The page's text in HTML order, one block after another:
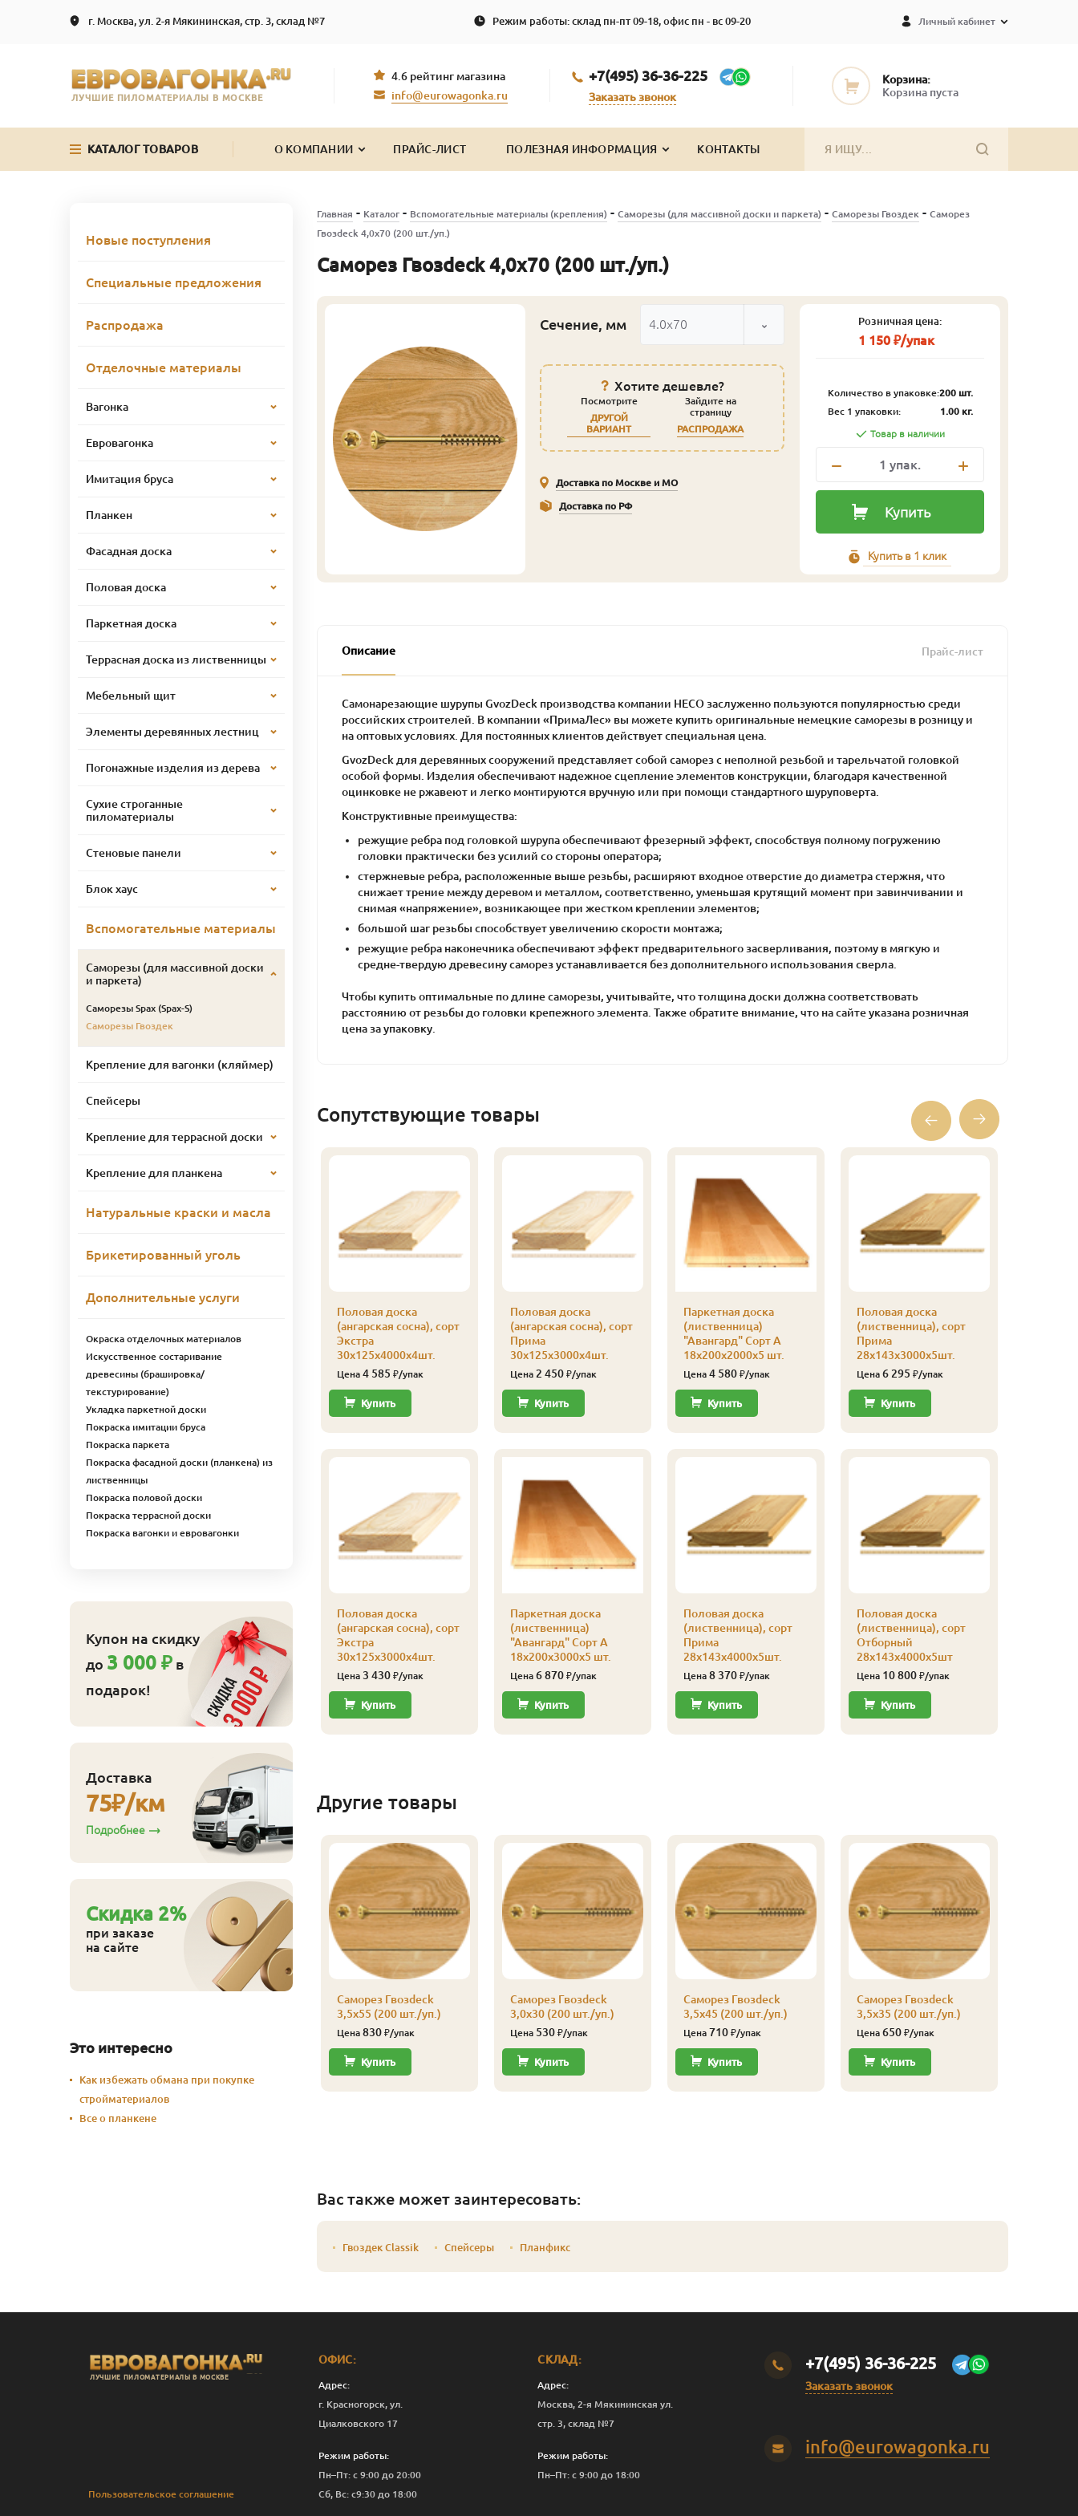
г. Москва, ул. 2-я Мякининская, стр. 3, склад №7 Режим работы: склад пн-пт 09-18, офис пн - вс 09-20 Личный кабинет
ЛУЧШИЕ ПИЛОМАТЕРИАЛЫ В МОСКВЕ
4.6 рейтинг магазина
info@eurowagonka.ru
+7(495) 36-36-225
Заказать звонок
Корзина:
Корзина пуста
КАТАЛОГ ТОВАРОВ О КОМПАНИИ ПРАЙС-ЛИСТ ПОЛЕЗНАЯ ИНФОРМАЦИЯ КОНТАКТЫ
Главная - Каталог- Вспомогательные материалы (крепления) - Саморезы (для массивной доски и паркета) - Саморезы Гвоздек - Саморез
Гвозdeck 4,0х70 (200 шт./уп.)
Саморез Гвозdeck 4,0х70 (200 шт./уп.)
Сечение, мм 4.0x70
Хотите дешевле?
Посмотрите
ДРУГОЙ
ВАРИАНТ
Зайдите на
страницу
РАСПРОДАЖА
Доставка по Москве и МО
Доставка по РФ
Розничная цена:
1 150 ₽/упак
Количество в упаковке:200 шт.
Вес 1 упаковки:
1.00 кг.
Товар в наличии
1 упак.
Купить
Купить в 1 клик
Описание Прайс-лист
Самонарезающие шурупы GvozDeck производства компании HECO заслуженно пользуются популярностью среди
российских строителей. В компании «ПримаЛес» вы можете купить оригинальные немецкие саморезы в розницу и
на оптовых условиях. Для постоянных клиентов действует специальная цена.
GvozDeck для деревянных сооружений представляет собой саморез с неполной резьбой и тарельчатой головкой
особой формы. Изделия обеспечивают надежное сцепление элементов конструкции, благодаря качественной
оцинковке не ржавеют и легко монтируются вручную или при помощи стандартного шуруповерта.
Конструктивные преимущества:
режущие ребра под головкой шурупа обеспечивают фрезерный эффект, способствуя полному погружению
головки практически без усилий со стороны оператора;
стержневые ребра, расположенные выше резьбы, расширяют входное отверстие до диаметра стержня, что
снижает трение между деревом и металлом, соответственно, уменьшая крутящий момент при завинчивании и
снимая «напряжение», возникающее при жестком креплении элементов;
большой шаг резьбы способствует увеличению скорости монтажа;
режущие ребра наконечника обеспечивают эффект предварительного засверливания, поэтому в мягкую и
средне-твердую древесину саморез устанавливается без дополнительного использования сверла.
Чтобы купить оптимальные по длине саморезы, учитывайте, что толщина доски должна соответствовать
расстоянию от резьбы до головки крепежного элемента. Также обратите внимание, что на сайте указана розничная
цена за упаковку.
Сопутствующие товары
Отборный
28х143х3000х5шт
Цена8 120
Половая доска
(ангарская сосна), сорт
Экстра
30х125х4000х4шт.
Цена 4 585 ₽/упак
Купить
Половая доска
(ангарская сосна), сорт
Экстра
30х125х3000х4шт.
Цена 3 430₽/упак
Купить
Половая доска
(ангарская сосна), сорт
Прима
30х125х3000х4шт.
Цена 2 450₽/упак
Купить
Паркетная доска
(лиственница)
"Авангард" Сорт А
18х200х3000х5 шт.
Цена 6 870₽/упак
Купить
Паркетная доска
(лиственница)
"Авангард" Сорт А
18х200х2000х5 шт.
Цена 4 580₽/упак
Купить
Половая доска
(лиственница), сорт
Прима
28х143х4000х5шт.
Цена 8 370₽/упак
Купить
Половая доска
(лиственница), сорт
Прима
28х143х3000х5шт.
Цена 6 295 ₽/упак
Купить
Половая доска
(лиственница), сорт
Отборный
28х143х4000х5шт
Цена 10 800₽/упак
Купить
Другие товары
Саморез Гвозdeck
3,5х55 (200 шт./уп.)
Цена 830₽/упак
Купить
Саморез Гвозdeck
3,0х30 (200 шт./уп.)
Цена 530₽/упак
Купить
Саморез Гвозdeck
3,5х45 (200 шт./уп.)
Цена 710₽/упак
Купить
Саморез Гвозdeck
3,5х35 (200 шт./уп.)
Цена 650₽/упак
Купить
Вас также может заинтересовать:
Гвоздек Classik Спейсеры Планфикс
Новые поступления
Специальные предложения
Распродажа
Отделочные материалы
Вагонка
Евровагонка
Имитация бруса
Планкен
Фасадная доска
Половая доска
Паркетная доска
Террасная доска из лиственницы
Мебельный щит
Элементы деревянных лестниц
Погонажные изделия из дерева
Сухие строганные
пиломатериалы
Стеновые панели
Блок хаус
Вспомогательные материалы
Саморезы (для массивной доски
и паркета)
Саморезы Spax (Spax-S)
Саморезы Гвоздек
Крепление для вагонки (кляймер)
Спейсеры
Крепление для террасной доски
Крепление для планкена
Натуральные краски и масла
Брикетированный уголь
Дополнительные услуги
Окраска отделочных материалов
Искусственное состаривание
древесины (брашировка/
текстурирование)
Укладка паркетной доски
Покраска имитации бруса
Покраска паркета
Покраска фасадной доски (планкена) из
лиственницы
Покраска половой доски
Покраска террасной доски
Покраска вагонки и евровагонки
Купон на скидку
до 3 000 ₽ в
подарок!
Доставка
75₽/км
Подробнее
Cкидка 2%
при заказе
на сайте
Это интересно
Как избежать обмана при покупке
стройматериалов
Все о планкене
ЛУЧШИЕ ПИЛОМАТЕРИАЛЫ В МОСКВЕ
Пользовательское соглашение
ОФИС:
Адрес:
г. Красногорск, ул.
Циалковского 17
Режим работы:
Пн–Пт: с 9:00 до 20:00
Сб, Вс: с9:30 до 18:00
СКЛАД:
Адрес:
Москва, 2-я Мякининская ул.
стр. 3, склад №7
Режим работы:
Пн–Пт: с 9:00 до 18:00
+7(495) 36-36-225
Заказать звонок
info@eurowagonka.ru